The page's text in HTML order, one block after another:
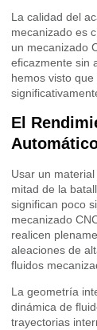
La calidad del
mecanizado es
un mecanizado
eficazmente sin
hemos visto
El
Usar un
mitad de la
significan poco
mecanizado
realicen
aleaciones de
fluidos
La geometría
dinámica de
trayectorias